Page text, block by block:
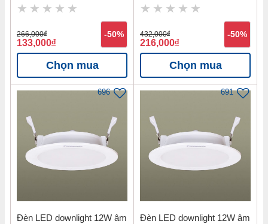
NNV70062WE1A
266,000đ
133,000đ
-50%
Chọn mua
432,000đ
216,000đ
-50%
Chọn mua
696
Đèn LED downlight 12W âm
691
Đèn LED downlight 12W âm